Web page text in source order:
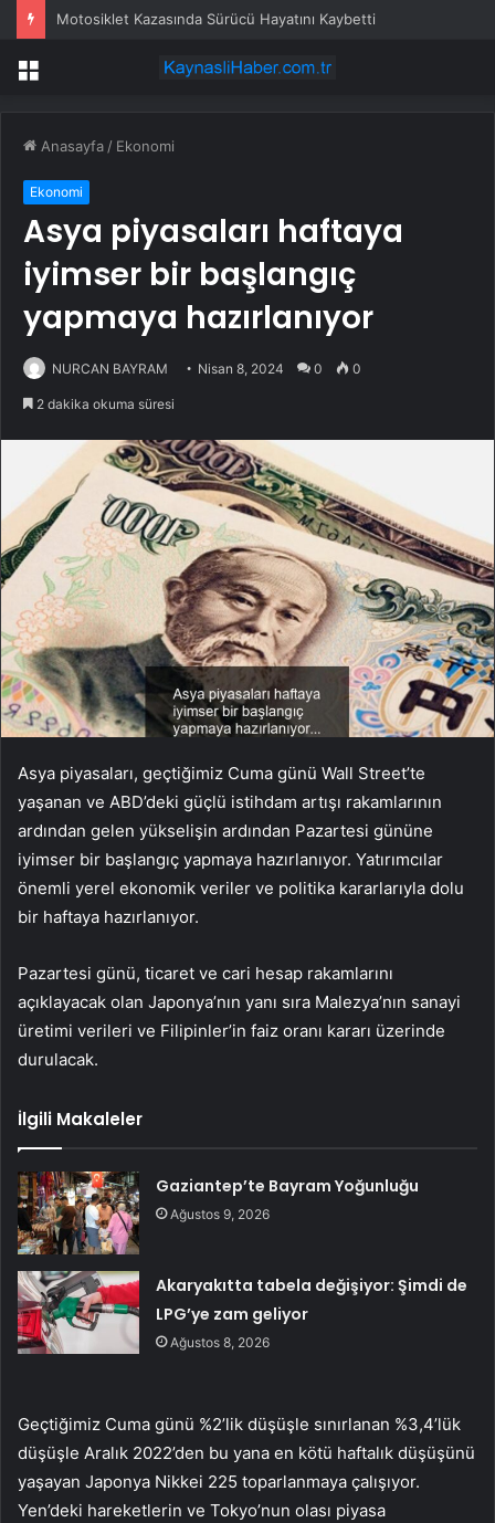
Motosiklet Kazasında Sürücü Hayatını Kaybetti
Menü
Anasayfa / Ekonomi
Ekonomi
Asya piyasaları haftaya
iyimser bir başlangıç
yapmaya hazırlanıyor
NURCAN BAYRAM Nisan 8, 2024 0 0
2 dakika okuma süresi
Asya piyasaları, geçtiğimiz Cuma günü Wall Street’te
yaşanan ve ABD’deki güçlü istihdam artışı rakamlarının
ardından gelen yükselişin ardından Pazartesi gününe
iyimser bir başlangıç yapmaya hazırlanıyor. Yatırımcılar
önemli yerel ekonomik veriler ve politika kararlarıyla dolu
bir haftaya hazırlanıyor.
Pazartesi günü, ticaret ve cari hesap rakamlarını
açıklayacak olan Japonya’nın yanı sıra Malezya’nın sanayi
üretimi verileri ve Filipinler’in faiz oranı kararı üzerinde
durulacak.
İlgili Makaleler
Gaziantep’te Bayram Yoğunluğu
Ağustos 9, 2026
Akaryakıtta tabela değişiyor: Şimdi de
LPG’ye zam geliyor
Ağustos 8, 2026
Geçtiğimiz Cuma günü %2’lik düşüşle sınırlanan %3,4’lük
düşüşle Aralık 2022’den bu yana en kötü haftalık düşüşünü
yaşayan Japonya Nikkei 225 toparlanmaya çalışıyor.
Yen’deki hareketlerin ve Tokyo’nun olası piyasa